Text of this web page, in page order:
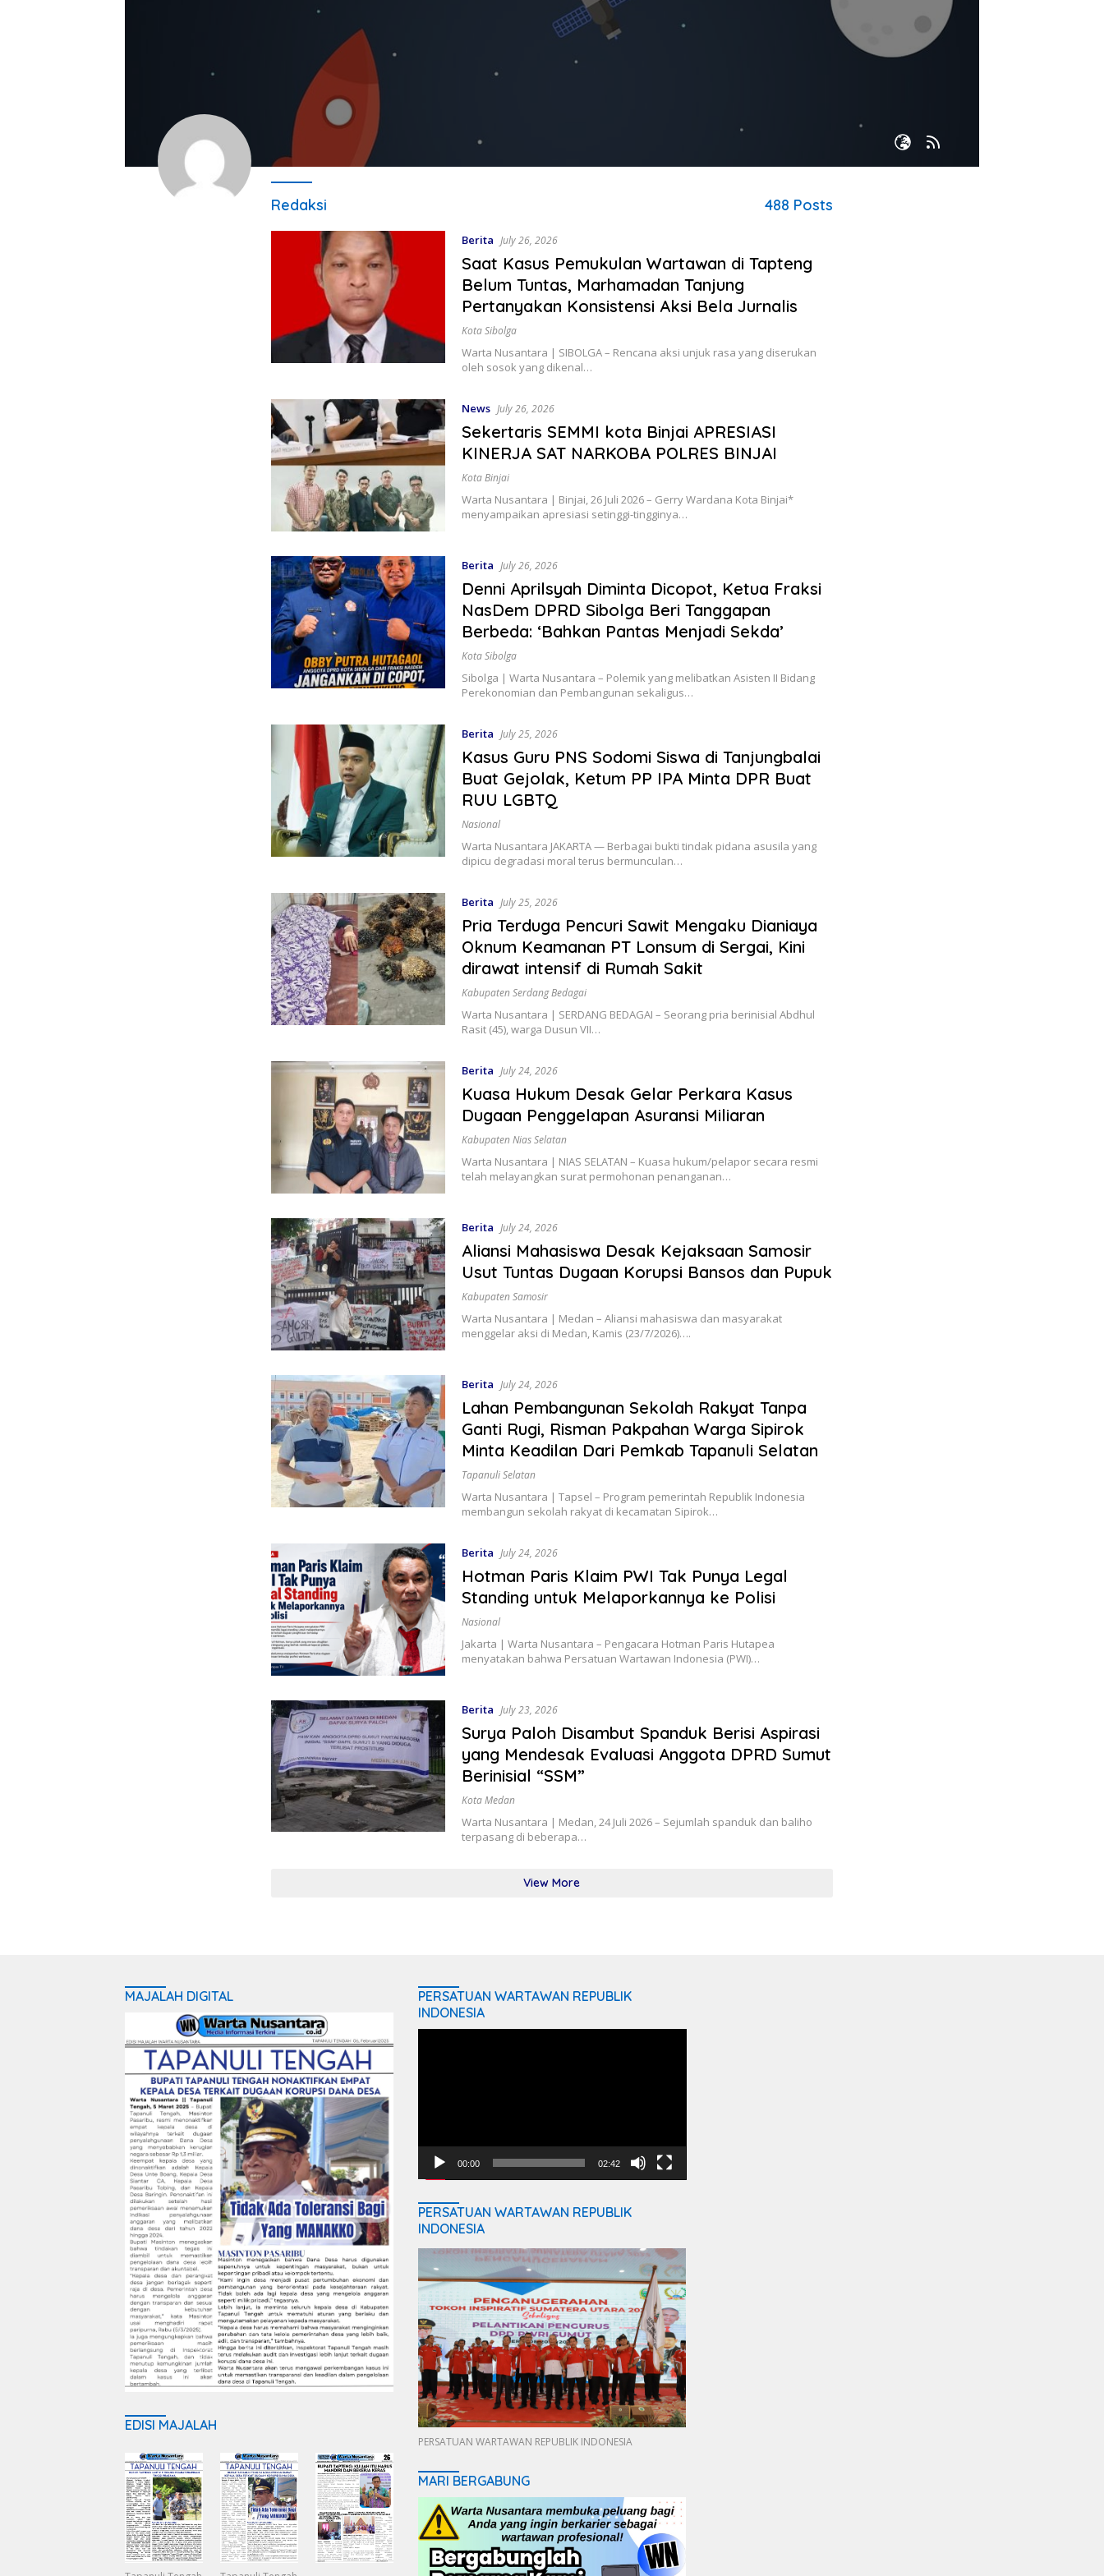
Redaksi 488 Posts
Berita July 26, 2026
Saat Kasus Pemukulan Wartawan di Tapteng
Belum Tuntas, Marhamadan Tanjung
Pertanyakan Konsistensi Aksi Bela Jurnalis
Kota Sibolga
Warta Nusantara | SIBOLGA – Rencana aksi unjuk rasa yang diserukan
oleh sosok yang dikenal…
News July 26, 2026
Sekertaris SEMMI kota Binjai APRESIASI
KINERJA SAT NARKOBA POLRES BINJAI
Kota Binjai
Warta Nusantara | Binjai, 26 Juli 2026 – Gerry Wardana Kota Binjai*
menyampaikan apresiasi setinggi-tingginya…
Berita July 26, 2026
Denni Aprilsyah Diminta Dicopot, Ketua Fraksi
NasDem DPRD Sibolga Beri Tanggapan
Berbeda: ‘Bahkan Pantas Menjadi Sekda’
Kota Sibolga
Sibolga | Warta Nusantara – Polemik yang melibatkan Asisten II Bidang
Perekonomian dan Pembangunan sekaligus…
Berita July 25, 2026
Kasus Guru PNS Sodomi Siswa di Tanjungbalai
Buat Gejolak, Ketum PP IPA Minta DPR Buat
RUU LGBTQ
Nasional
Warta Nusantara JAKARTA — Berbagai bukti tindak pidana asusila yang
dipicu degradasi moral terus bermunculan…
Berita July 25, 2026
Pria Terduga Pencuri Sawit Mengaku Dianiaya
Oknum Keamanan PT Lonsum di Sergai, Kini
dirawat intensif di Rumah Sakit
Kabupaten Serdang Bedagai
Warta Nusantara | SERDANG BEDAGAI – Seorang pria berinisial Abdhul
Rasit (45), warga Dusun VII…
Berita July 24, 2026
Kuasa Hukum Desak Gelar Perkara Kasus
Dugaan Penggelapan Asuransi Miliaran
Kabupaten Nias Selatan
Warta Nusantara | NIAS SELATAN – Kuasa hukum/pelapor secara resmi
telah melayangkan surat permohonan penanganan…
Berita July 24, 2026
Aliansi Mahasiswa Desak Kejaksaan Samosir
Usut Tuntas Dugaan Korupsi Bansos dan Pupuk
Kabupaten Samosir
Warta Nusantara | Medan – Aliansi mahasiswa dan masyarakat
menggelar aksi di Medan, Kamis (23/7/2026)….
Berita July 24, 2026
Lahan Pembangunan Sekolah Rakyat Tanpa
Ganti Rugi, Risman Pakpahan Warga Sipirok
Minta Keadilan Dari Pemkab Tapanuli Selatan
Tapanuli Selatan
Warta Nusantara | Tapsel – Program pemerintah Republik Indonesia
membangun sekolah rakyat di kecamatan Sipirok…
Berita July 24, 2026
Hotman Paris Klaim PWI Tak Punya Legal
Standing untuk Melaporkannya ke Polisi
Nasional
Jakarta | Warta Nusantara – Pengacara Hotman Paris Hutapea
menyatakan bahwa Persatuan Wartawan Indonesia (PWI)…
Berita July 23, 2026
Surya Paloh Disambut Spanduk Berisi Aspirasi
yang Mendesak Evaluasi Anggota DPRD Sumut
Berinisial “SSM”
Kota Medan
Warta Nusantara | Medan, 24 Juli 2026 – Sejumlah spanduk dan baliho
terpasang di beberapa…
View More
MAJALAH DIGITAL
EDISI MAJALAH
PERSATUAN WARTAWAN REPUBLIK
INDONESIA
00:00 02:42
PERSATUAN WARTAWAN REPUBLIK
INDONESIA
PERSATUAN WARTAWAN REPUBLIK INDONESIA
MARI BERGABUNG